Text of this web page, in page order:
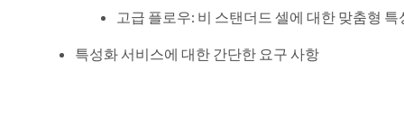
고급 플로우: 비 스탠더드 셀에 대한 맞춤형 특
특성화 서비스에 대한 간단한 요구 사항